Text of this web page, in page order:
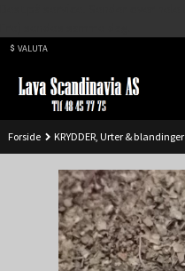
VALUTA
Forside KRYDDER, Urter & blandinger